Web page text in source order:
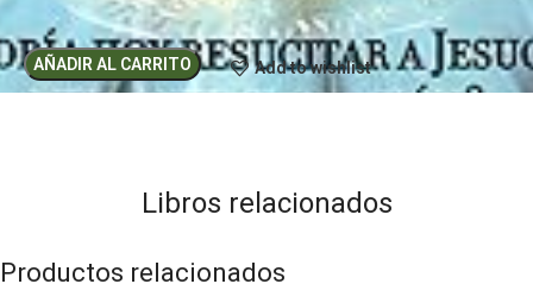
AÑADIR AL CARRITO Add to wishlist
Libros relacionados
Productos relacionados